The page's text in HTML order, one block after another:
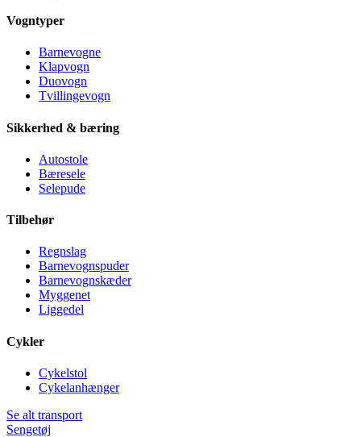
Vogntyper
Barnevogne
Klapvogn
Duovogn
Tvillingevogn
Sikkerhed & bæring
Autostole
Bæresele
Selepude
Tilbehør
Regnslag
Barnevognspuder
Barnevognskæder
Myggenet
Liggedel
Cykler
Cykelstol
Cykelanhænger
Se alt transport
Sengetøj